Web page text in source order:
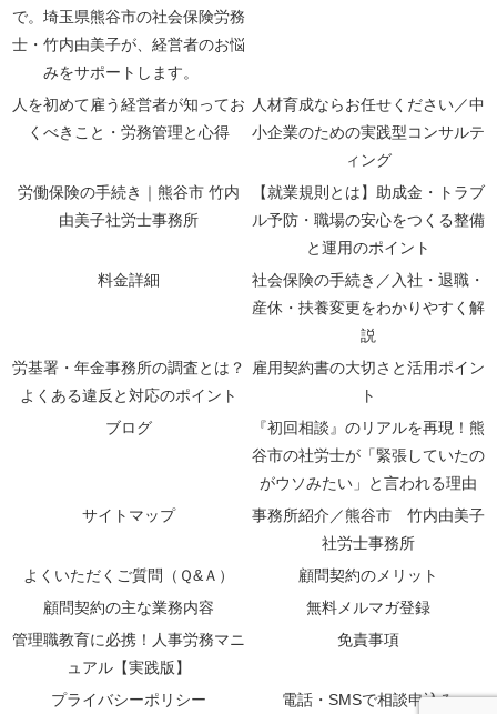
で。埼玉県熊谷市の社会保険労務
士・竹内由美子が、経営者のお悩
みをサポートします。
人を初めて雇う経営者が知ってお
くべきこと・労務管理と心得
人材育成ならお任せください／中
小企業のための実践型コンサルテ
ィング
労働保険の手続き｜熊谷市 竹内
由美子社労士事務所
【就業規則とは】助成金・トラブ
ル予防・職場の安心をつくる整備
と運用のポイント
料金詳細
社会保険の手続き／入社・退職・
産休・扶養変更をわかりやすく解
説
労基署・年金事務所の調査とは？
よくある違反と対応のポイント
雇用契約書の大切さと活用ポイン
ト
ブログ
『初回相談』のリアルを再現！熊
谷市の社労士が「緊張していたの
がウソみたい」と言われる理由
サイトマップ
事務所紹介／熊谷市 竹内由美子
社労士事務所
よくいただくご質問（Ｑ&Ａ）
顧問契約のメリット
顧問契約の主な業務内容
無料メルマガ登録
管理職教育に必携！人事労務マニ
ュアル【実践版】
免責事項
プライバシーポリシー 電話・SMSで相談申込み